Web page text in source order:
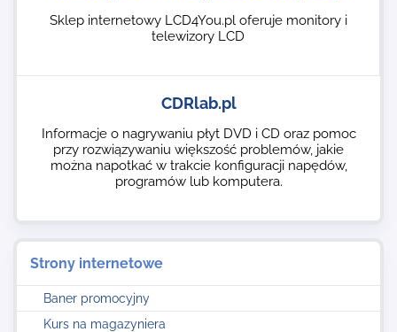
Strony internetowe
Baner promocyjny
Kurs na magazyniera
Sklep internetowy LCD4You.pl oferuje monitory i
telewizory LCD
CDRlab.pl
Informacje o nagrywaniu płyt DVD i CD oraz pomoc
przy rozwiązywaniu większość problemów, jakie
można napotkać w trakcie konfiguracji napędów,
programów lub komputera.